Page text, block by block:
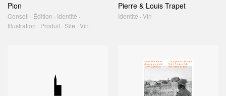
Pion
Conseil · Édition · Identité ·
Illustration · Produit · Site · Vin
Pierre & Louis Trapet
Identité · Vin